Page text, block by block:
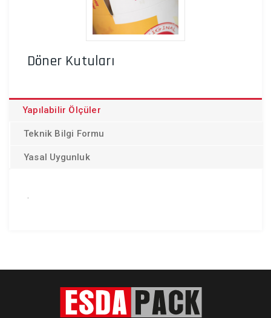
Döner Kutuları
Yapılabilir Ölçüler
Teknik Bilgi Formu
Yasal Uygunluk
.